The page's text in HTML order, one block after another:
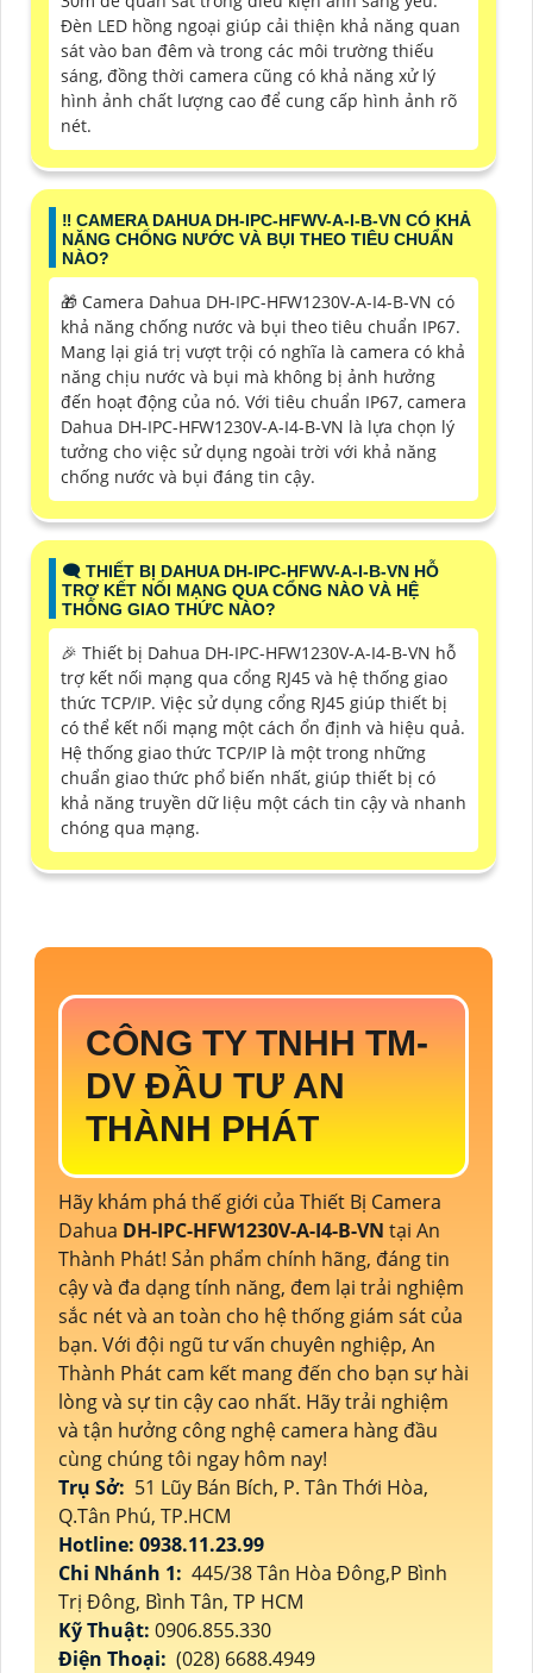
Đèn LED hồng ngoại giúp cải thiện khả năng quan
sát vào ban đêm và trong các môi trường thiếu
sáng, đồng thời camera cũng có khả năng xử lý
hình ảnh chất lượng cao để cung cấp hình ảnh rõ
nét.
‼️ CAMERA DAHUA DH-IPC-HFWV-A-I-B-VN CÓ KHẢ
NĂNG CHỐNG NƯỚC VÀ BỤI THEO TIÊU CHUẨN
NÀO?
🎁 Camera Dahua DH-IPC-HFW1230V-A-I4-B-VN có
khả năng chống nước và bụi theo tiêu chuẩn IP67.
Mang lại giá trị vượt trội có nghĩa là camera có khả
năng chịu nước và bụi mà không bị ảnh hưởng
đến hoạt động của nó. Với tiêu chuẩn IP67, camera
Dahua DH-IPC-HFW1230V-A-I4-B-VN là lựa chọn lý
tưởng cho việc sử dụng ngoài trời với khả năng
chống nước và bụi đáng tin cậy.
🗨️ THIẾT BỊ DAHUA DH-IPC-HFWV-A-I-B-VN HỖ
TRỢ KẾT NỐI MẠNG QUA CỔNG NÀO VÀ HỆ
THỐNG GIAO THỨC NÀO?
️🎉 Thiết bị Dahua DH-IPC-HFW1230V-A-I4-B-VN hỗ
trợ kết nối mạng qua cổng RJ45 và hệ thống giao
thức TCP/IP. Việc sử dụng cổng RJ45 giúp thiết bị
có thể kết nối mạng một cách ổn định và hiệu quả.
Hệ thống giao thức TCP/IP là một trong những
chuẩn giao thức phổ biến nhất, giúp thiết bị có
khả năng truyền dữ liệu một cách tin cậy và nhanh
chóng qua mạng.
CÔNG TY TNHH TM-
DV ĐẦU TƯ AN
THÀNH PHÁT
Hãy khám phá thế giới của Thiết Bị Camera
Dahua DH-IPC-HFW1230V-A-I4-B-VN tại An
Thành Phát! Sản phẩm chính hãng, đáng tin
cậy và đa dạng tính năng, đem lại trải nghiệm
sắc nét và an toàn cho hệ thống giám sát của
bạn. Với đội ngũ tư vấn chuyên nghiệp, An
Thành Phát cam kết mang đến cho bạn sự hài
lòng và sự tin cậy cao nhất. Hãy trải nghiệm
và tận hưởng công nghệ camera hàng đầu
cùng chúng tôi ngay hôm nay!
Trụ Sở: 51 Lũy Bán Bích, P. Tân Thới Hòa,
Q.Tân Phú, TP.HCM
Hotline: 0938.11.23.99
Chi Nhánh 1: 445/38 Tân Hòa Đông,P Bình
Trị Đông, Bình Tân, TP HCM
Kỹ Thuật: 0906.855.330
Điện Thoại: (028) 6688.4949